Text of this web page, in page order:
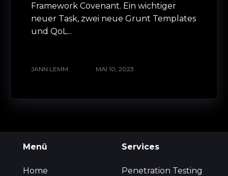
Framework Covenant. Ein wichtiger
neuer Task, zwei neue Grunt Templates
und QoL...
JANN LEMM MAI 10, 2023
Menü
Home
Services
Penetration Testing